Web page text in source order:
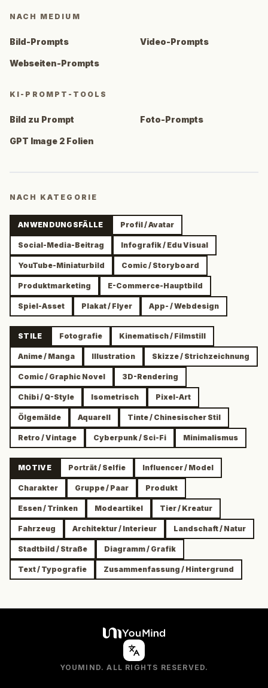
NACH MEDIUM
Bild-Prompts Video-Prompts
Webseiten-Prompts
KI-PROMPT-TOOLS
Bild zu Prompt Foto-Prompts
GPT Image 2 Folien
NACH KATEGORIE
ANWENDUNGSFÄLLE Profil / Avatar
Social-Media-Beitrag Infografik / Edu Visual
YouTube-Miniaturbild Comic / Storyboard
Produktmarketing E-Commerce-Hauptbild
Spiel-Asset Plakat / Flyer App- / Webdesign
STILE Fotografie Kinematisch / Filmstill
Anime / Manga Illustration Skizze / Strichzeichnung
Comic / Graphic Novel 3D-Rendering
Chibi / Q-Style Isometrisch Pixel-Art
Ölgemälde Aquarell Tinte / Chinesischer Stil
Retro / Vintage Cyberpunk / Sci-Fi Minimalismus
MOTIVE Porträt / Selfie Influencer / Model
Charakter Gruppe / Paar Produkt
Essen / Trinken Modeartikel Tier / Kreatur
Fahrzeug Architektur / Interieur Landschaft / Natur
Stadtbild / Straße Diagramm / Grafik
Text / Typografie Zusammenfassung / Hintergrund
YOUMIND. ALL RIGHTS RESERVED.